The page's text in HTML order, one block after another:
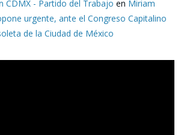
CDMX - Partido del Trabajo en Miriam
urgente, ante el Congreso Capitalino
de la Ciudad de México